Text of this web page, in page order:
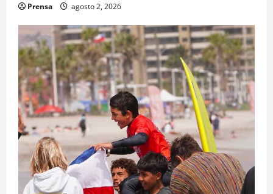
Prensa agosto 2, 2026